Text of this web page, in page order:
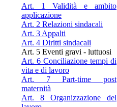
Art. 1 Validità e ambito
applicazione
Art. 2 Relazioni sindacali
Art. 3 Appalti
Art. 4 Diritti sindacali
Art. 5 Eventi gravi - luttuosi
Art. 6 Conciliazione tempi di
vita e di lavoro
Art. 7 Part-time post
maternità
Art. 8 Organizzazione del